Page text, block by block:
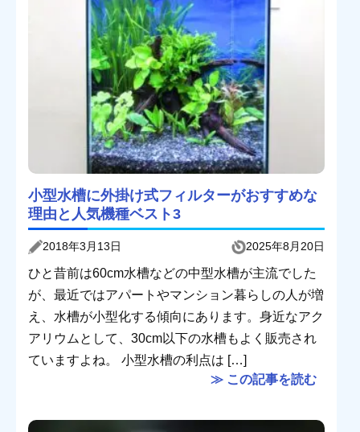
小型水槽に外掛け式フィルターがおすすめな
理由と人気機種ベスト3
2018年3月13日 2025年8月20日
ひと昔前は60cm水槽などの中型水槽が主流でした
が、最近ではアパートやマンション暮らしの人が増
え、水槽が小型化する傾向にあります。身近なアク
アリウムとして、30cm以下の水槽もよく販売され
ていますよね。 小型水槽の利点は […]
≫ この記事を読む